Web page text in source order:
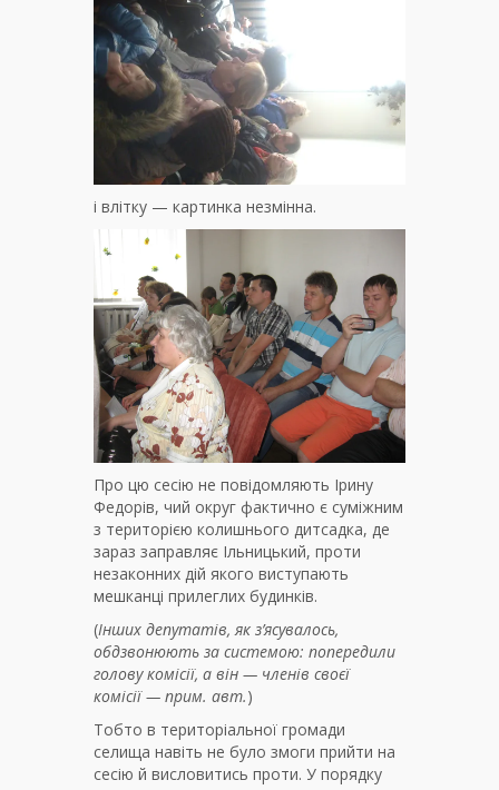
і влітку — картинка незмінна.
Про цю сесію не повідомляють Ірину
Федорів, чий округ фактично є суміжним
з територією колишнього дитсадка, де
зараз заправляє Ільницький, проти
незаконних дій якого виступають
мешканці прилеглих будинків.
(Інших депутатів, як з’ясувалось,
обдзвонюють за системою: попередили
голову комісії, а він — членів своєї
комісії — прим. авт.)
Тобто в територіальної громади
селища навіть не було змоги прийти на
сесію й висловитись проти. У порядку